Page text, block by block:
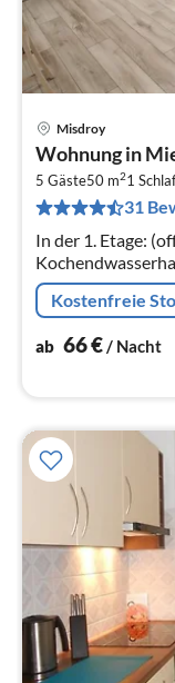
Misdroy
Wohnung in
5 Gäste50 m21
31
In der 1. Etage:
Induktion)
Kostenfreie
ab 66€/ Nacht